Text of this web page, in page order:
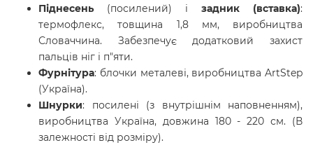
Піднесень (посилений) і задник (вставка):
термофлекс, товщина 1,8 мм, виробництва
Словаччина. Забезпечує додатковий захист
пальців ніг і п"яти.
Фурнітура: блочки металеві, виробництва ArtStep
(Україна).
Шнурки: посилені (з внутрішнім наповненням),
виробництва Україна, довжина 180 - 220 см. (В
залежності від розміру).